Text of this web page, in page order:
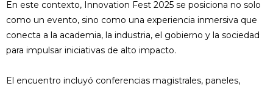
En este contexto, Innovation Fest 2025 se posiciona no solo
como un evento, sino como una experiencia inmersiva que
conecta a la academia, la industria, el gobierno y la sociedad
para impulsar iniciativas de alto impacto.
El encuentro incluyó conferencias magistrales, paneles,